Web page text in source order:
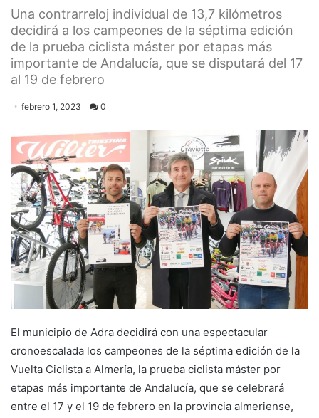
Una contrarreloj individual de 13,7 kilómetros
decidirá a los campeones de la séptima edición
de la prueba ciclista máster por etapas más
importante de Andalucía, que se disputará del 17
al 19 de febrero
febrero 1, 2023 0
El municipio de Adra decidirá con una espectacular
cronoescalada los campeones de la séptima edición de la
Vuelta Ciclista a Almería, la prueba ciclista máster por
etapas más importante de Andalucía, que se celebrará
entre el 17 y el 19 de febrero en la provincia almeriense,